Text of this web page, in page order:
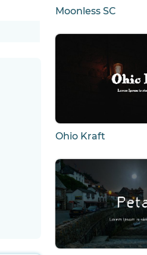
Moonless SC
Ohio Kraft